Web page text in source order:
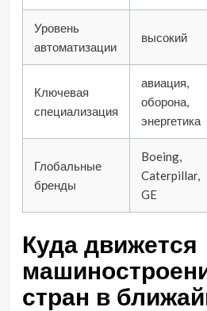
Уровень
автоматизации
высокий
Ключевая
специализация
авиация,
оборона,
энергетика
Глобальные
бренды
Boeing,
Caterpillar,
GE
Куда движется
стран в